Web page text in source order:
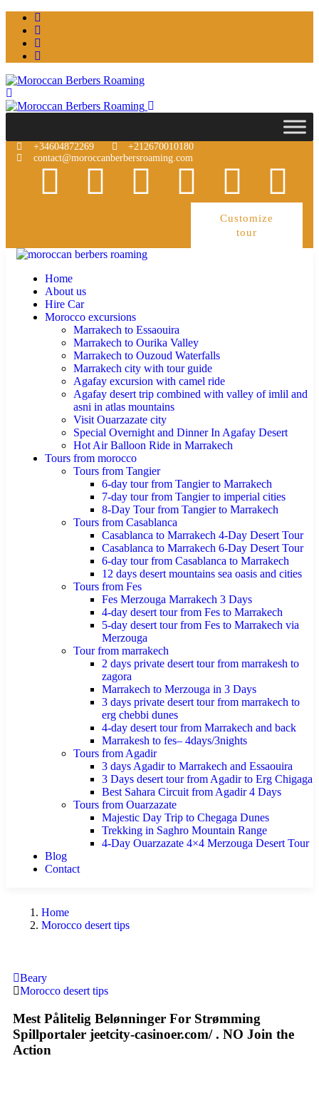
+34604872269
+212670010180
contact@moroccanberbersroaming.com
Customize
tour
Home
About us
Hire Car
Morocco excursions
Marrakech to Essaouira
Marrakech to Ourika Valley
Marrakech to Ouzoud Waterfalls
Marrakech city with tour guide
Agafay excursion with camel ride
Agafay desert trip combined with valley of imlil and
asni in atlas mountains
Visit Ouarzazate city
Special Overnight and Dinner In Agafay Desert
Hot Air Balloon Ride in Marrakech
Tours from morocco
Tours from Tangier
6-day tour from Tangier to Marrakech
7-day tour from Tangier to imperial cities
8-Day Tour from Tangier to Marrakech
Tours from Casablanca
Casablanca to Marrakech 4-Day Desert Tour
Casablanca to Marrakech 6-Day Desert Tour
6-day tour from Casablanca to Marrakech
12 days desert mountains sea oasis and cities
Tours from Fes
Fes Merzouga Marrakech 3 Days
4-day desert tour from Fes to Marrakech
5-day desert tour from Fes to Marrakech via
Merzouga
Tour from marrakech
2 days private desert tour from marrakesh to
zagora
Marrakech to Merzouga in 3 Days
3 days private desert tour from marrakech to
erg chebbi dunes
4-day desert tour from Marrakech and back
Marrakesh to fes– 4days/3nights
Tours from Agadir
3 days Agadir to Marrakech and Essaouira
3 Days desert tour from Agadir to Erg Chigaga
Best Sahara Circuit from Agadir 4 Days
Tours from Ouarzazate
Majestic Day Trip to Chegaga Dunes
Trekking in Saghro Mountain Range
4-Day Ouarzazate 4×4 Merzouga Desert Tour
Blog
Contact
Home
Morocco desert tips
Beary
Morocco desert tips
Mest Pålitelig Belønninger For Strømming
Spillportaler jeetcity-casinoer.com/ . NO Join the
Action